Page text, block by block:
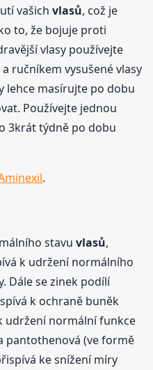
vašichvlasů, což je
to, že bojuje proti
vlasy používejte
ručníkem vysušené vlasy
lehce masírujte po dobu
Používejte jednou
3krát týdně po dobu
.
stavuvlasů,
k udržení normálního
Dále se zinek podílí
k ochraně buněk
udržení normální funkce
pantothenová (ve formě
ke snížení míry